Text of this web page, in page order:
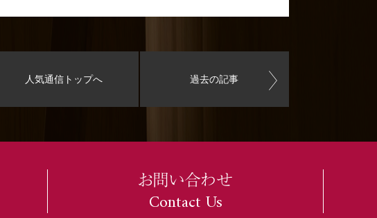
人気通信トップへ 過去の記事
お問い合わせ
Contact Us